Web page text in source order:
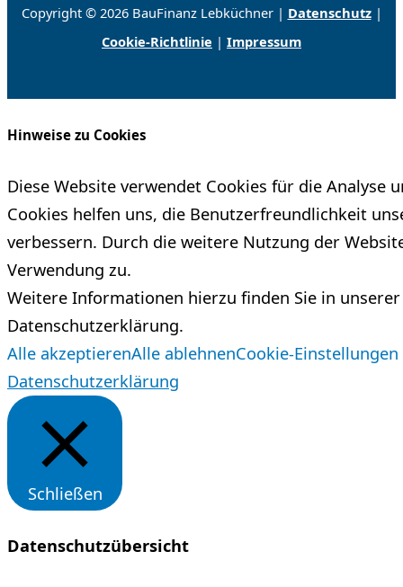
Copyright © 2026 BauFinanz Lebküchner | Datenschutz|
Cookie-Richtlinie | Impressum
Hinweise zu Cookies
Diese Website verwendet Cookies für die Analyse
Cookies helfen uns, die Benutzerfreundlichkeit
verbessern. Durch die weitere Nutzung der
Verwendung zu.
Weitere Informationen hierzu finden Sie in unserer
Datenschutzerklärung.
Alle akzeptierenAlle ablehnenCookie-Einstellungen
Datenschutzerklärung
Schließen
Datenschutzübersicht